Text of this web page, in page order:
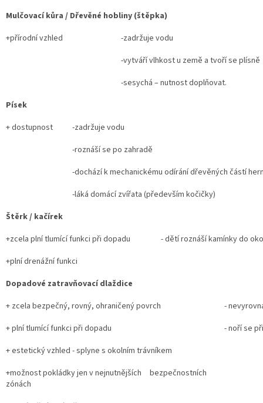
Mulčovací kůra / Dřevěné hobliny (štěpka)
+přírodní vzhled
-zadržuje vodu
-vytváří vlhkost u země a tvoří se plísně
-sesychá – nutnost doplňovat.
Písek
+ dostupnost
-zadržuje vodu
-roznáší se po zahradě
-dochází k mechanickému odírání dřevěných částí
-láká domácí zvířata (především kočičky)
Štěrk / kačírek
+zcela plní tlumící funkci při dopadu
+plní drenážní funkci
- dětí roznáší kamínky do
Dopadové zatravňovací dlaždice
+ zcela bezpečný, rovný, ohraničený povrch
+ plní tlumící funkci při dopadu
+ estetický vzhled - splyne s okolním trávníkem
+možnost pokládky jen v nejnutnějších bezpečnostních
zónách
-
- noří se